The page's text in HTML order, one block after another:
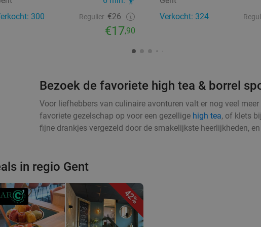
300
Regulier €26
€17,90
Verkocht: 324
Bezoek de favoriete high tea & borrel
Voor liefhebbers van culinaire avonturen valt er nog veel
favoriete gezelschap op voor een gezellige high tea, of klets
fijne drankjes vergezeld door de smakelijkste heerlijkheden,
in regio Gent
42%